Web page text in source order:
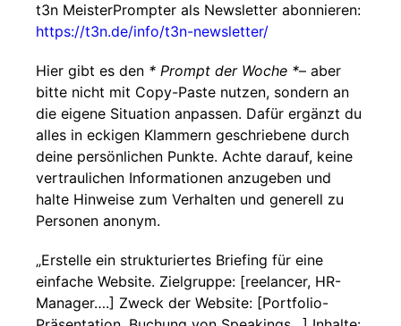
t3n MeisterPrompter als Newsletter abonnieren:
https://t3n.de/info/t3n-newsletter/
Hier gibt es den * Prompt der Woche *– aber
bitte nicht mit Copy-Paste nutzen, sondern an
die eigene Situation anpassen. Dafür ergänzt du
alles in eckigen Klammern geschriebene durch
deine persönlichen Punkte. Achte darauf, keine
vertraulichen Informationen anzugeben und
halte Hinweise zum Verhalten und generell zu
Personen anonym.
„Erstelle ein strukturiertes Briefing für eine
einfache Website. Zielgruppe: [reelancer, HR-
Manager….] Zweck der Website: [Portfolio-